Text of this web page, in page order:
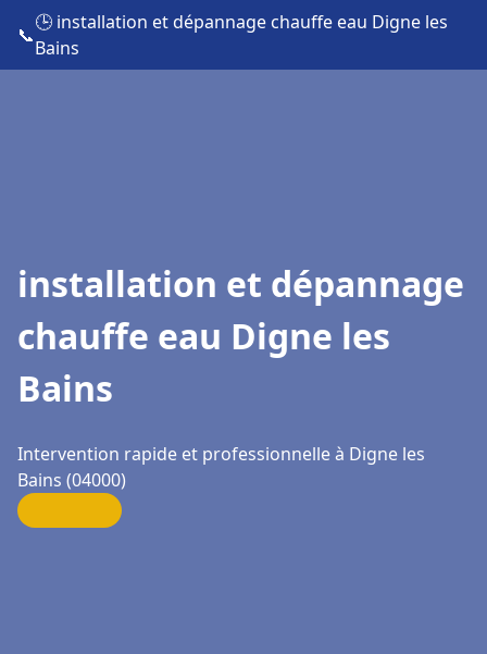
📞
🕒 installation et dépannage chauffe eau Digne les
Bains
installation et dépannage
chauffe eau Digne les
Bains
Intervention rapide et professionnelle à Digne les
Bains (04000)